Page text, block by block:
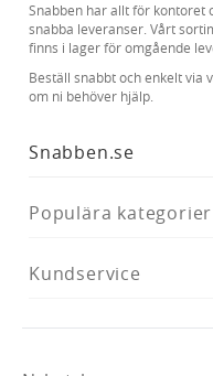
Snabben har allt för kontoret
snabba leveranser. Vårt
finns i lager för omgående
Beställ snabbt och enkelt via
om ni behöver hjälp.
Snabben.se
Populära kategorier
Kundservice